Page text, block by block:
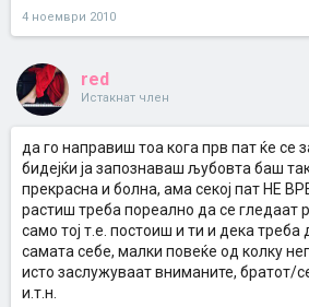
4 ноември 2010
red
Истакнат член
да го направиш тоа кога прв пат ќе
бидејќи ја запознаваш љубовта баш
прекрасна и болна, ама секој пат НЕ
растиш треба пореално да се гледаат
само тој т.е. постоиш и ти и дека
самата себе, малки повеќе од колку
исто заслужуваат вниманите, братот/
и.т.н.